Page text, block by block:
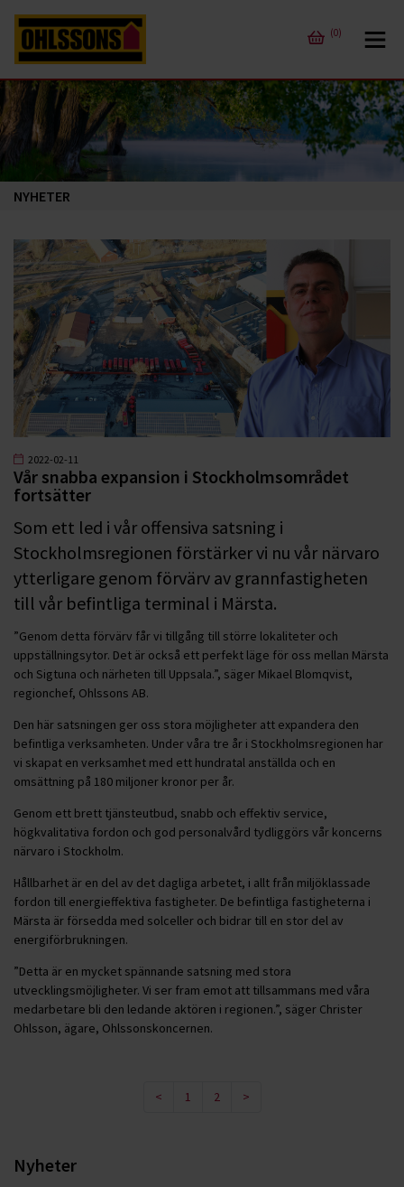
(0)
NYHETER
2022-02-11
Vår snabba expansion i Stockholmsområdet
fortsätter
Som ett led i vår offensiva satsning i
Stockholmsregionen förstärker vi nu vår närvaro
ytterligare genom förvärv av grannfastigheten
till vår befintliga terminal i Märsta.
”Genom detta förvärv får vi tillgång till större lokaliteter och
uppställningsytor. Det är också ett perfekt läge för oss mellan Märsta
och Sigtuna och närheten till Uppsala.”, säger Mikael Blomqvist,
regionchef, Ohlssons AB.
Den här satsningen ger oss stora möjligheter att expandera den
befintliga verksamheten. Under våra tre år i Stockholmsregionen har
vi skapat en verksamhet med ett hundratal anställda och en
omsättning på 180 miljoner kronor per år.
Genom ett brett tjänsteutbud, snabb och effektiv service,
högkvalitativa fordon och god personalvård tydliggörs vår koncerns
närvaro i Stockholm.
Hållbarhet är en del av det dagliga arbetet, i allt från miljöklassade
fordon till energieffektiva fastigheter. De befintliga fastigheterna i
Märsta är försedda med solceller och bidrar till en stor del av
energiförbrukningen.
”Detta är en mycket spännande satsning med stora
utvecklingsmöjligheter. Vi ser fram emot att tillsammans med våra
medarbetare bli den ledande aktören i regionen.”, säger Christer
Ohlsson, ägare, Ohlssonskoncernen.
< 1 2 >
Nyheter